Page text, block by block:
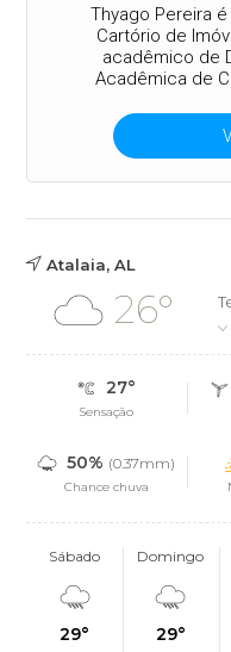
Thyago Pereira
Cartório de
acadêmico de
Acadêmica de
Atalaia, AL
26°
27°
Sensação
50% (0.37mm)
Chance chuva
Sábado
29°
Domingo
29°